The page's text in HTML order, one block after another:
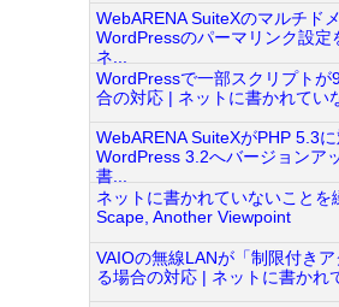
GALLERY SIDE
2（Facebook）
WebARENA SuiteXのマルチド
WordPressのパーマリンク設定
ネ...
WordPressで一部スクリプトが
合の対応 | ネットに書かれてい
WebARENA SuiteXがPHP 5.3に
WordPress 3.2へバージョンア
書...
ネットに書かれていないことを
Scape, Another Viewpoint
VAIOの無線LANが「制限付き
る場合の対応 | ネットに書かれ